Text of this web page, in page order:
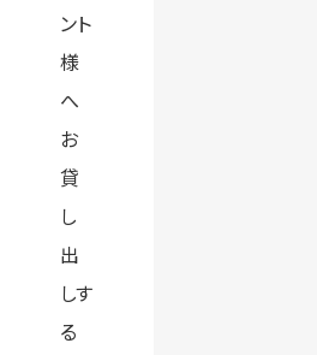
ント
様
へ
お
貸
し
出
しす
る